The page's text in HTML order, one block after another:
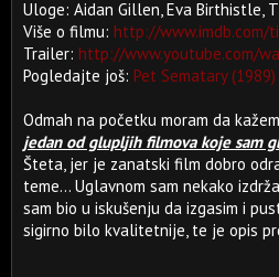
Uloge: Aidan Gillen, Eva Birthistle,
Više o filmu: http://
Trailer: http://www.youtube.com/
Pogledajte još: Pet Sematary (1989)
Odmah na početku moram da
jedan od glupljih filmova koje sam
Šteta, jer je zanatski film dobro
teme... Uglavnom sam nekako
sam bio u iskušenju da izgasim i
sigirno bilo kvalitetnije, te je opis